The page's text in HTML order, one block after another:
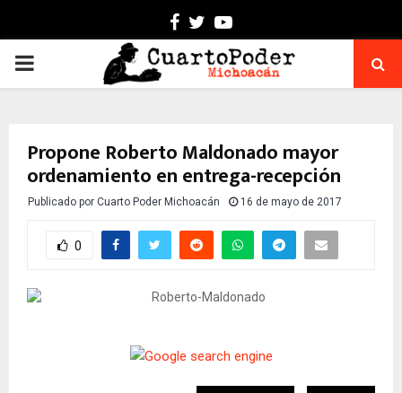
Facebook
TwitterYoutube
PRIMARY
Propone Roberto Maldonado mayor
ordenamiento en entrega-recepción
Publicado por Cuarto Poder Michoacán 16 de mayo de 2017
0